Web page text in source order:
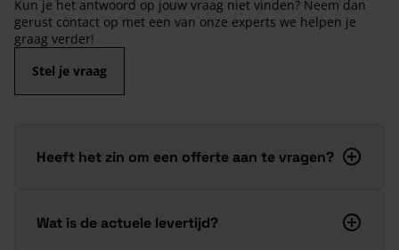
Kun je het antwoord op jouw vraag niet vinden? Neem dan
gerust contact op met een van onze experts we helpen je
graag verder!
Stel je vraag
Heeft het zin om een offerte aan te vragen?
Wat is de actuele levertijd?